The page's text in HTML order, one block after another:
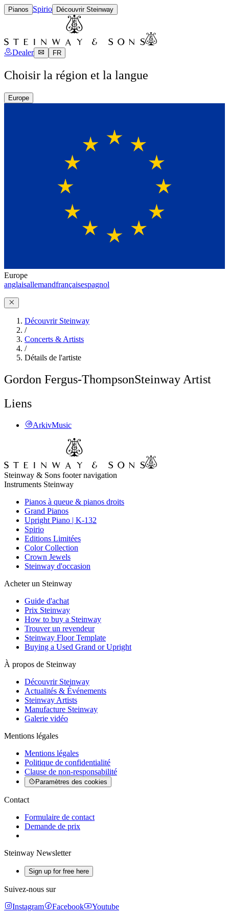
Pianos Spirio Découvrir Steinway
Dealer FR
Choisir la région et la langue
Europe
Europe
anglaisallemandfrançaisespagnol
Découvrir Steinway
/
Concerts & Artists
/
Détails de l'artiste
Gordon Fergus-ThompsonSteinway Artist
Liens
ArkivMusic
Steinway & Sons footer navigation
Instruments Steinway
Pianos à queue & pianos droits
Grand Pianos
Upright Piano | K-132
Spirio
Editions Limitées
Color Collection
Crown Jewels
Steinway d'occasion
Acheter un Steinway
Guide d'achat
Prix Steinway
How to buy a Steinway
Trouver un revendeur
Steinway Floor Template
Buying a Used Grand or Upright
À propos de Steinway
Découvrir Steinway
Actualités & Événements
Steinway Artists
Manufacture Steinway
Galerie vidéo
Mentions légales
Mentions légales
Politique de confidentialité
Clause de non-responsabilité
Paramètres des cookies
Contact
Formulaire de contact
Demande de prix
Steinway Newsletter
Sign up for free here
Suivez-nous sur
Instagram
Facebook Youtube